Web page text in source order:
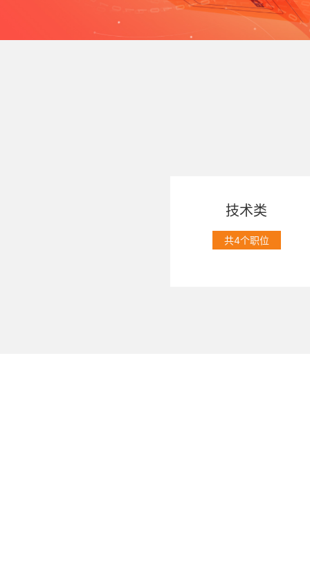
技术类
共4个职位